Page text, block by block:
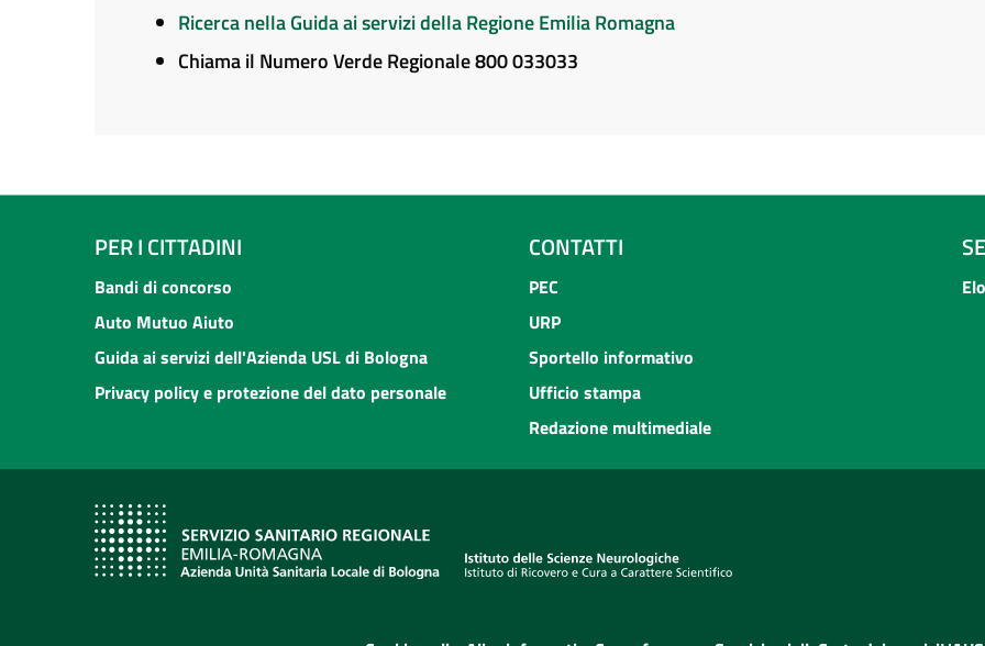
Ricerca nella Guida ai servizi della Regione Emilia Romagna
Chiama il Numero Verde Regionale 800 033033
PER I CITTADINI
Bandi di concorso
Auto Mutuo Aiuto
Guida ai servizi dell'Azienda USL di Bologna
Privacy policy e protezione del dato personale
CONTATTI
PEC
URP
Sportello informativo
Ufficio stampa
Redazione multimediale